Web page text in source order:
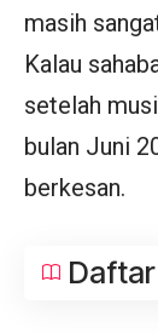
masih
Kalau
setelah
bulan Juni
berkesan.
Daftar